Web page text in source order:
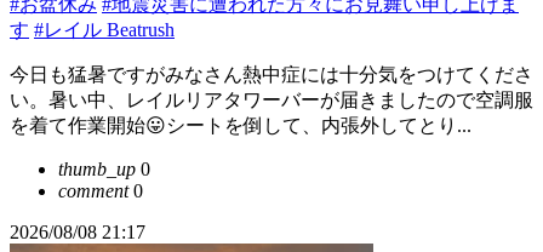
#お盆休み #地震災害に遭われた方々にお見舞い申し上げま
す #レイル Beatrush
今日も猛暑ですがみなさん熱中症には十分気をつけてくださ
い。暑い中、レイルリアタワーバーが届きましたので空調服
を着て作業開始😛シートを倒して、内張外してとり...
thumb_up 0
comment0
2026/08/08 21:17